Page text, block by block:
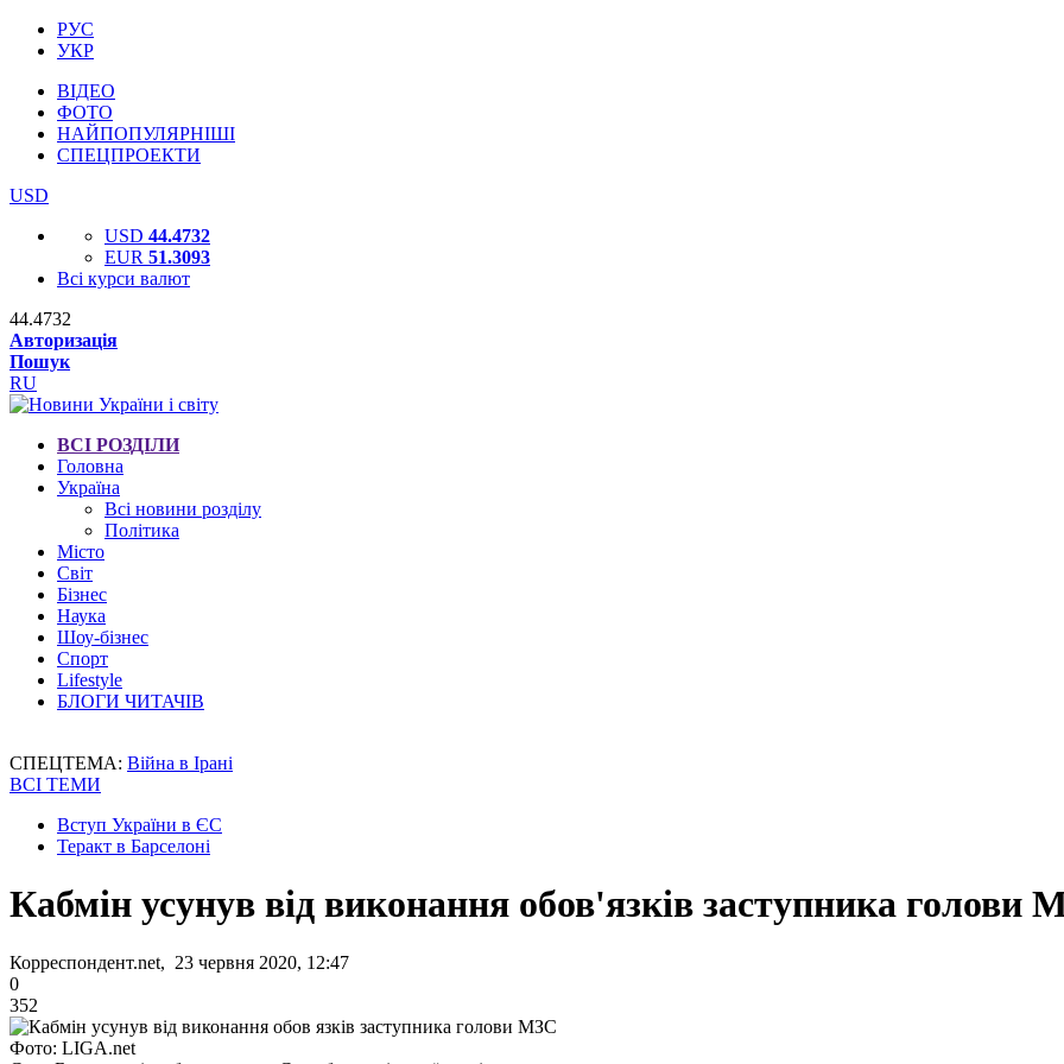
РУС
УКР
ВІДЕО
ФОТО
НАЙПОПУЛЯРНІШІ
СПЕЦПРОЕКТИ
USD
USD 44.4732
EUR 51.3093
Всі курси валют
44.4732
Авторизація
Пошук
RU
ВСІ РОЗДІЛИ
Головна
Україна
Всі новини розділу
Політика
Місто
Світ
Бізнес
Наука
Шоу-бізнес
Спорт
Lifestyle
БЛОГИ ЧИТАЧІВ
СПЕЦТЕМА: Війна в Ірані
ВСІ ТЕМИ
Вступ України в ЄС
Теракт в Барселоні
Кабмін усунув від виконання обов'язків заступника голови
Корреспондент.net, 23 червня 2020, 12:47
0
352
Фото: LIGA.net